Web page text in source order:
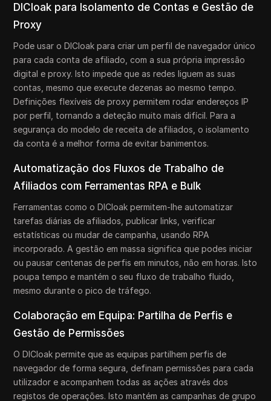
DICloak para Isolamento de Contas e Gestão de
Proxy
Pode usar o DICloak para criar um perfil de navegador único
para cada conta de afiliado, com a sua própria impressão
digital e proxy. Isto impede que as redes liguem as suas
contas, mesmo que execute dezenas ao mesmo tempo.
Definições flexíveis de proxy permitem rodar endereços IP
por perfil, tornando a deteção muito mais difícil. Para a
segurança do modelo de receita de afiliados, o isolamento
da conta é a melhor forma de evitar banimentos.
Automatização dos Fluxos de Trabalho de
Afiliados com Ferramentas RPA e Bulk
Ferramentas como o DICloak permitem-lhe automatizar
tarefas diárias de afiliados, publicar links, verificar
estatísticas ou mudar de campanha, usando RPA
incorporado. A gestão em massa significa que podes iniciar
ou pausar centenas de perfis em minutos, não em horas. Isto
poupa tempo e mantém o seu fluxo de trabalho fluido,
mesmo durante o pico de tráfego.
Colaboração em Equipa: Partilha de Perfis e
Gestão de Permissões
O DICloak permite que as equipas partilhem perfis de
navegador de forma segura, definam permissões para cada
utilizador e acompanhem todas as ações através dos
registos de operações. Isto mantém as campanhas de grupo